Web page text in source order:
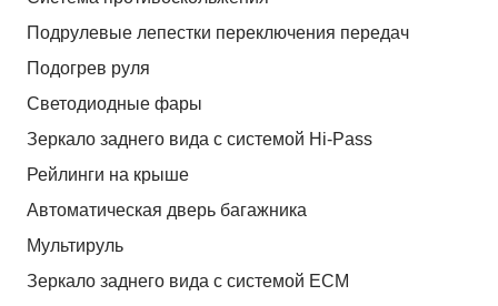
Подрулевые лепестки переключения передач
Подогрев руля
Светодиодные фары
Зеркало заднего вида с системой Hi-Pass
Рейлинги на крыше
Автоматическая дверь багажника
Мультируль
Зеркало заднего вида с системой ЕСМ